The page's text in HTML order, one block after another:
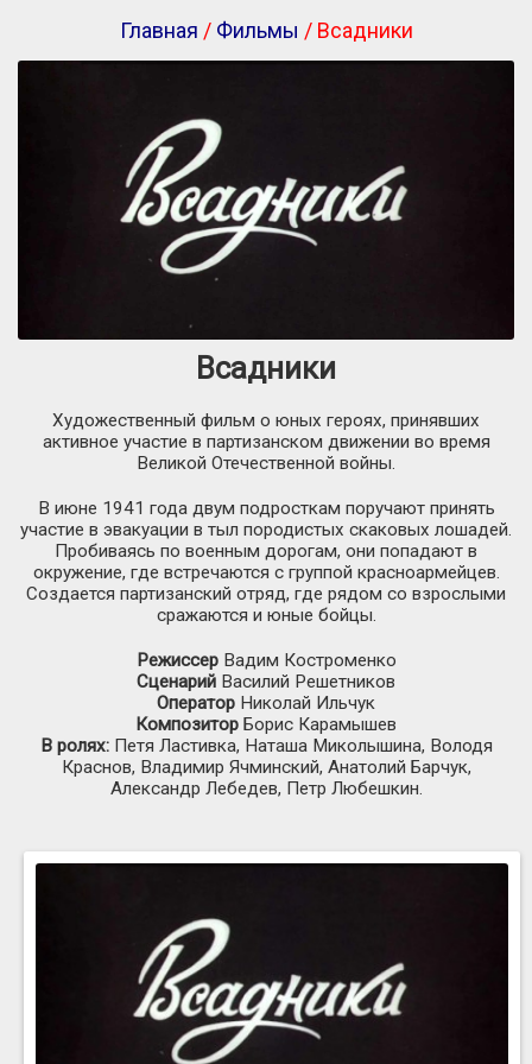
Главная / Фильмы / Всадники
Всадники
Художественный фильм о юных героях, принявших
активное участие в партизанском движении во время
Великой Отечественной войны.
В июне 1941 года двум подросткам поручают принять
участие в эвакуации в тыл породистых скаковых лошадей.
Пробиваясь по военным дорогам, они попадают в
окружение, где встречаются с группой красноармейцев.
Создается партизанский отряд, где рядом со взрослыми
сражаются и юные бойцы.
Режиссер Вадим Костроменко
Сценарий Василий Решетников
Оператор Николай Ильчук
Композитор Борис Карамышев
В ролях: Петя Ластивка, Наташа Миколышина, Володя
Краснов, Владимир Ячминский, Анатолий Барчук,
Александр Лебедев, Петр Любешкин.